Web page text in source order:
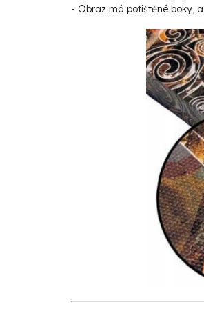
- Obraz má potištěné boky,